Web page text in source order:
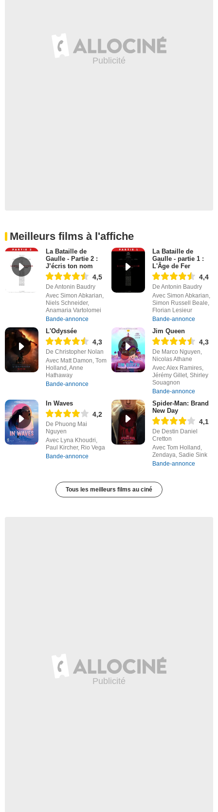
Meilleurs films à l'affiche
La Bataille de
Gaulle - Partie 2 :
J’écris ton nom
4,5
De Antonin Baudry
Avec Simon Abkarian,
Niels Schneider,
Anamaria Vartolomei
Bande-annonce
La Bataille de
Gaulle - partie 1 :
L'Âge de Fer
4,4
De Antonin Baudry
Avec Simon Abkarian,
Simon Russell Beale,
Florian Lesieur
Bande-annonce
L'Odyssée
4,3
De Christopher Nolan
Avec Matt Damon, Tom
Holland, Anne
Hathaway
Bande-annonce
Jim Queen
4,3
De Marco Nguyen,
Nicolas Athane
Avec Alex Ramires,
Jérémy Gillet, Shirley
Souagnon
Bande-annonce
In Waves
4,2
De Phuong Mai
Nguyen
Avec Lyna Khoudri,
Paul Kircher, Rio Vega
Bande-annonce
Spider-Man: Brand
New Day
4,1
De Destin Daniel
Cretton
Avec Tom Holland,
Zendaya, Sadie Sink
Bande-annonce
Tous les meilleurs films au ciné